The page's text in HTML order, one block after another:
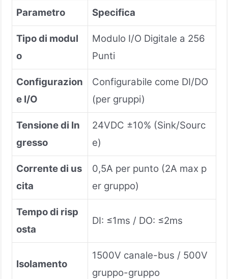
Parametro
Specifica
Tipo di modul
o
Modulo I/O Digitale a 256
Punti
Configurazion
e I/O
Configurabile come DI/DO
(per gruppi)
Tensione di In
gresso
24VDC ±10% (Sink/Sourc
e)
Corrente di us
cita
0,5A per punto (2A max p
er gruppo)
Tempo di risp
osta
DI: ≤1ms / DO: ≤2ms
Isolamento
1500V canale-bus / 500V
gruppo-gruppo